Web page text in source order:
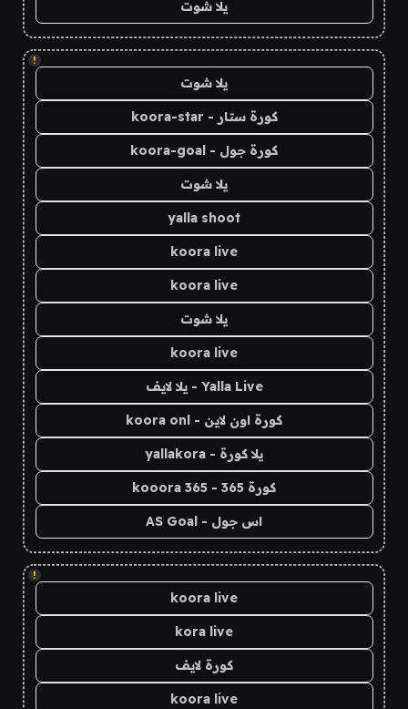
يلا شوت
!
يلا شوت
كورة ستار - koora-star
كورة جول - koora-goal
يلا شوت
yalla shoot
koora live
koora live
يلا شوت
koora live
Yalla Live - يلا لايف
كورة اون لاين - koora onl
يلا كورة - yallakora
كورة 365 - kooora 365
اس جول - AS Goal
!
koora live
kora live
كورة لايف
koora live